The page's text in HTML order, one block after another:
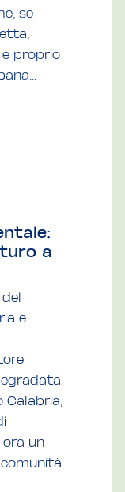
se
proprio
a
e
Calabria,
ora un